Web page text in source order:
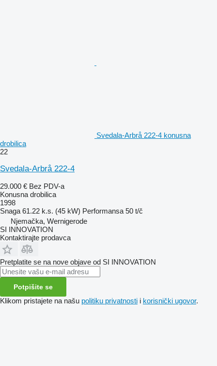
Svedala-Arbrå 222-4 konusna
drobilica
22
Svedala-Arbrå 222-4
29.000 € Bez PDV-a
Konusna drobilica
1998
Snaga 61.22 k.s. (45 kW) Performansa 50 t/č
Njemačka, Wernigerode
SI INNOVATION
Kontaktirajte prodavca
Pretplatite se na nove objave od SI INNOVATION
Potpišite se
Klikom pristajete na našu politiku privatnosti i korisnički ugovor.